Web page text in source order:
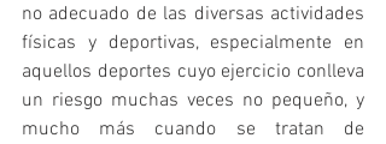
no adecuado de las diversas actividades
físicas y deportivas, especialmente en
aquellos deportes cuyo ejercicio conlleva
un riesgo muchas veces no pequeño, y
mucho más cuando se tratan de